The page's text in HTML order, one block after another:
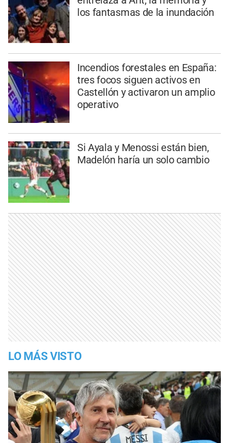
los fantasmas de la inundación
Incendios forestales en España:
tres focos siguen activos en
Castellón y activaron un amplio
operativo
Si Ayala y Menossi están bien,
Madelón haría un solo cambio
LO MÁS VISTO